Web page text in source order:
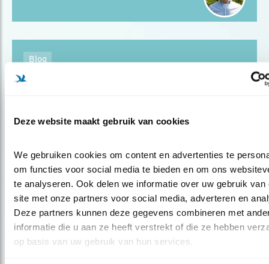
Deze website maakt gebruik van cookies
We gebruiken cookies om content en advertenties te
om functies voor social media te bieden en om ons
te analyseren. Ook delen we informatie over uw gebruik van
site met onze partners voor social media, adverteren en
Deze partners kunnen deze gegevens combineren met
informatie die u aan ze heeft verstrekt of die ze hebben
op basis van uw gebruik van hun services.
Blog
WIJK ALS NESTPLEK VOOR
Blog
GEK OP VRUCHTEN IN DE TUIN